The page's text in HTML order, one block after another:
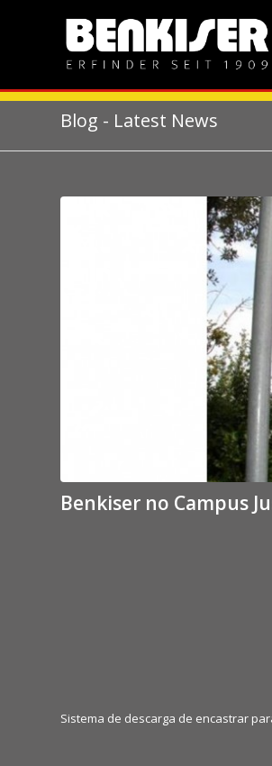
Blog - Latest News
Benkiser no Campus
Sistema de descarga de encastrar